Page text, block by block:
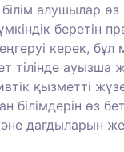
білім алушылар
беретін
керек,
тілінде ауызша
қызметті
білімдерін өз
дағдыларын